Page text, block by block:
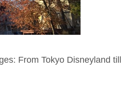
From Tokyo Disneyland till